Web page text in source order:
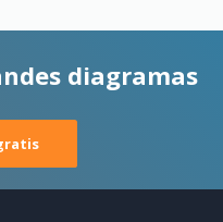
diagramas